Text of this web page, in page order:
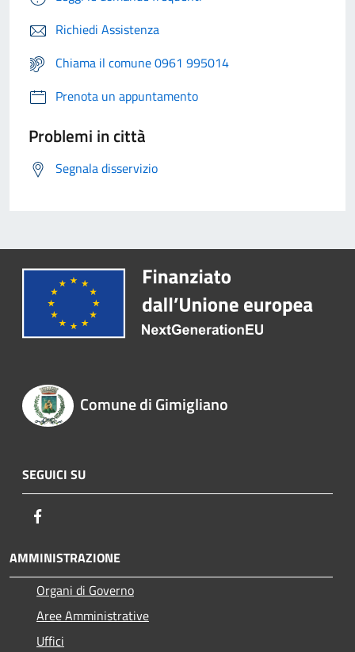
Richiedi Assistenza
Chiama il comune 0961 995014
Prenota un appuntamento
Problemi in città
Segnala disservizio
Comune di Gimigliano
SEGUICI SU
AMMINISTRAZIONE
Organi di Governo
Aree Amministrative
Uffici